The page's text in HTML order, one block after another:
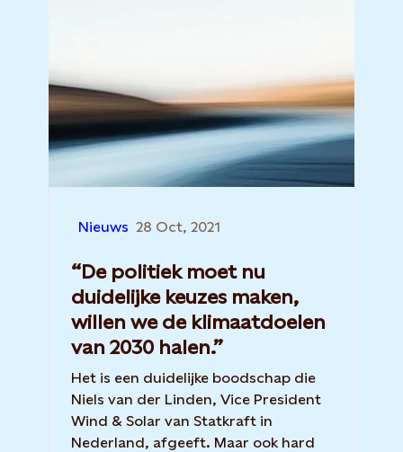
Zaken en Klimaat.
Nieuws 28 Oct, 2021
“De politiek moet nu
duidelijke keuzes maken,
willen we de klimaatdoelen
van 2030 halen.”
Het is een duidelijke boodschap die
Niels van der Linden, Vice President
Wind & Solar van Statkraft in
Nederland, afgeeft. Maar ook hard